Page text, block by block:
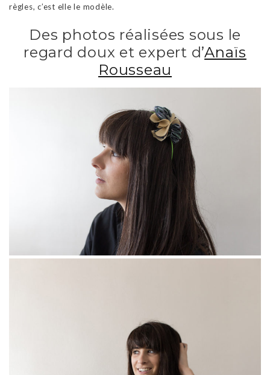
règles, c’est elle le modèle.
Des photos réalisées sous le
regard doux et expert d’Anaïs
Rousseau